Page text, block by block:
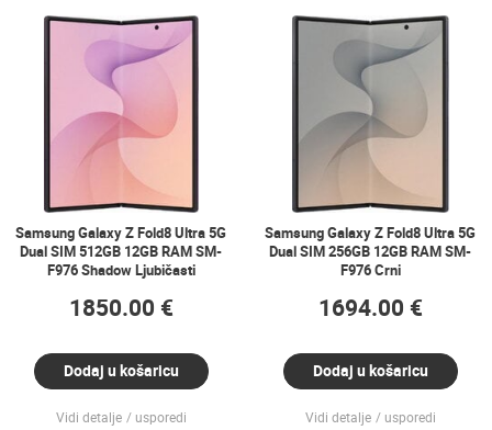
Samsung Galaxy Z Fold8 Ultra 5G
Dual SIM 512GB 12GB RAM SM-
F976 Shadow Ljubičasti
1850.00 €
Dodaj u košaricu
Vidi detalje usporedi
Samsung Galaxy Z Fold8 Ultra 5G
Dual SIM 256GB 12GB RAM SM-
F976 Crni
1694.00 €
Dodaj u košaricu
Vidi detalje usporedi